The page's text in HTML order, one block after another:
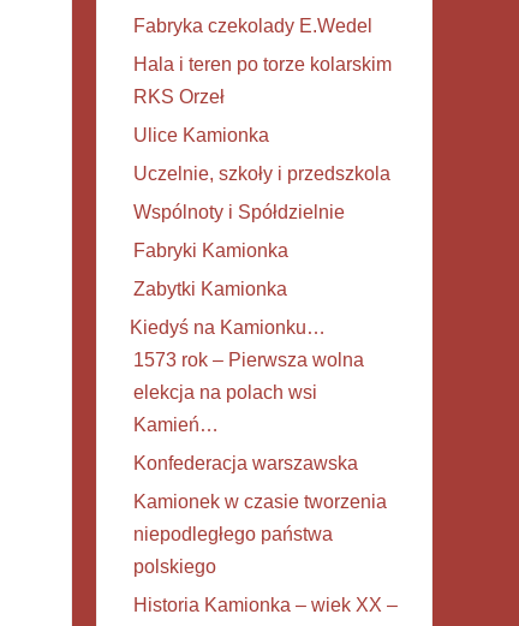
Fabryka czekolady E.Wedel
Hala i teren po torze kolarskim
RKS Orzeł
Ulice Kamionka
Uczelnie, szkoły i przedszkola
Wspólnoty i Spółdzielnie
Fabryki Kamionka
Zabytki Kamionka
Kiedyś na Kamionku…
1573 rok – Pierwsza wolna
elekcja na polach wsi
Kamień…
Konfederacja warszawska
Kamionek w czasie tworzenia
niepodległego państwa
polskiego
Historia Kamionka – wiek XX –